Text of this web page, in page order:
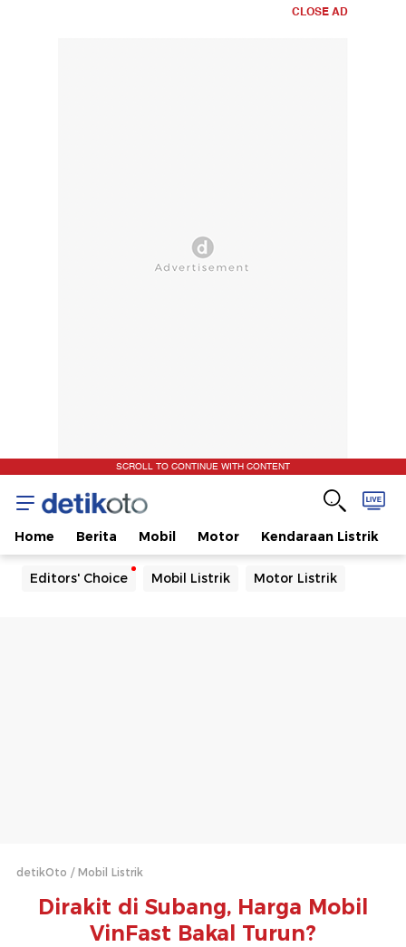
CLOSE AD
SCROLL TO CONTINUE WITH CONTENT
Home Berita Mobil Motor Kendaraan Listrik
Editors' Choice Mobil Listrik Motor Listrik
detikOto Mobil Listrik
Dirakit di Subang, Harga Mobil
VinFast Bakal Turun?